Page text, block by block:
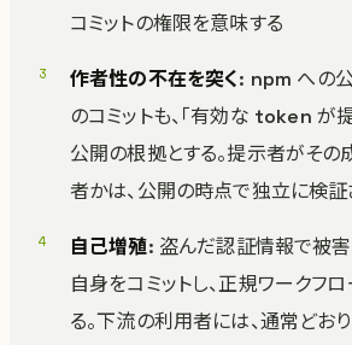
コミットの権限を意味する
作者性の不在を突く: npm への
のコミットも、「有効な token が
公開の根拠とする。提示者がそ
者かは、公開の時点で独立に検
自己増殖: 盗んだ認証情報で被害
自身をコミットし、正規ワークフ
る。下流の利用者には、通常どお